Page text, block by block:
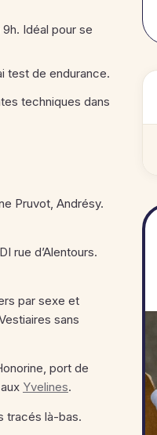
Idéal pour se
test de endurance.
techniques dans
Pruvot, Andrésy.
rue d’Alentours.
par sexe et
sans
port de
Yvelines.
tracés là-bas.